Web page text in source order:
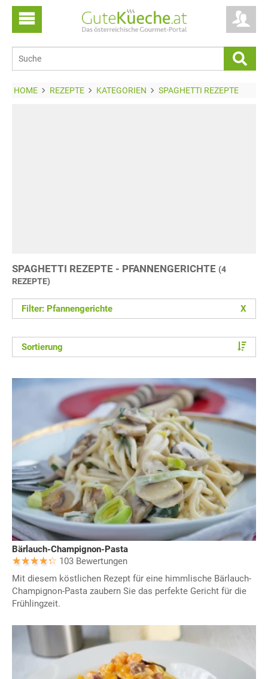
HOME REZEPTE KATEGORIEN SPAGHETTI REZEPTE
SPAGHETTI REZEPTE - PFANNENGERICHTE (4
REZEPTE)
Filter: Pfannengerichte X
Sortierung
Bärlauch-Champignon-Pasta
103 Bewertungen
Mit diesem köstlichen Rezept für eine himmlische Bärlauch-
Champignon-Pasta zaubern Sie das perfekte Gericht für die
Frühlingzeit.